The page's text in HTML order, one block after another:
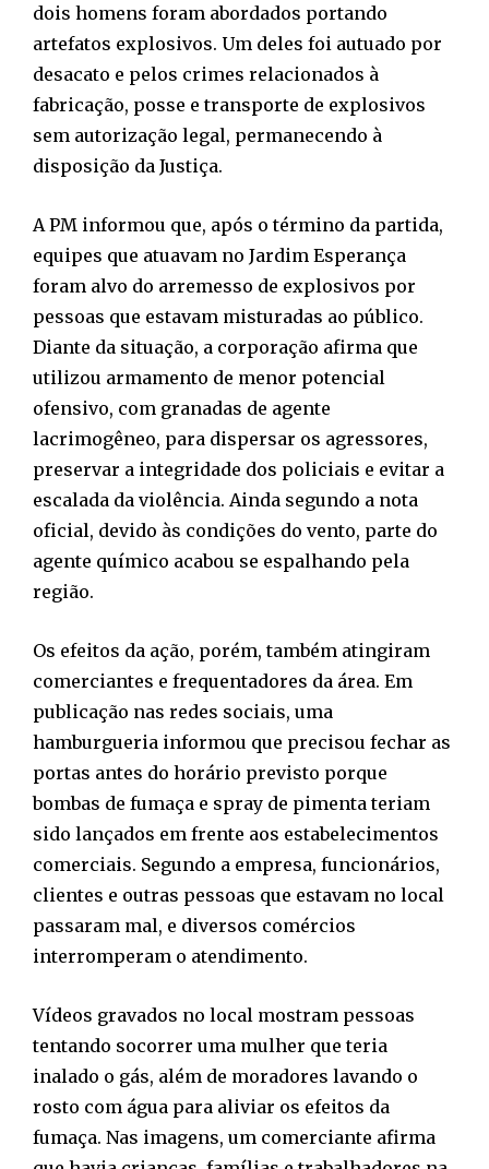
dois homens foram abordados portando
artefatos explosivos. Um deles foi autuado por
desacato e pelos crimes relacionados à
fabricação, posse e transporte de explosivos
sem autorização legal, permanecendo à
disposição da Justiça.
A PM informou que, após o término da partida,
equipes que atuavam no Jardim Esperança
foram alvo do arremesso de explosivos por
pessoas que estavam misturadas ao público.
Diante da situação, a corporação afirma que
utilizou armamento de menor potencial
ofensivo, com granadas de agente
lacrimogêneo, para dispersar os agressores,
preservar a integridade dos policiais e evitar a
escalada da violência. Ainda segundo a nota
oficial, devido às condições do vento, parte do
agente químico acabou se espalhando pela
região.
Os efeitos da ação, porém, também atingiram
comerciantes e frequentadores da área. Em
publicação nas redes sociais, uma
hamburgueria informou que precisou fechar as
portas antes do horário previsto porque
bombas de fumaça e spray de pimenta teriam
sido lançados em frente aos estabelecimentos
comerciais. Segundo a empresa, funcionários,
clientes e outras pessoas que estavam no local
passaram mal, e diversos comércios
interromperam o atendimento.
Vídeos gravados no local mostram pessoas
tentando socorrer uma mulher que teria
inalado o gás, além de moradores lavando o
rosto com água para aliviar os efeitos da
fumaça. Nas imagens, um comerciante afirma